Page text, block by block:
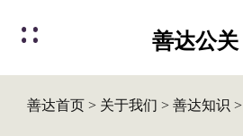
善达公关
善达首页> 关于我们 > 善达知识 >